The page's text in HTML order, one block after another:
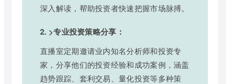
深入解读，帮助投资者快速把握市场脉搏。
2. >专业投资策略分享：
直播室定期邀请业内知名分析师和投资专
家，分享他们的投资经验和成功案例，涵盖
趋势跟踪、套利交易、量化投资等多种策